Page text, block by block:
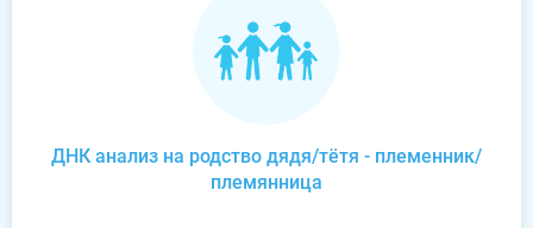
ДНК анализ на родство дядя/тётя - племенник/
племянница